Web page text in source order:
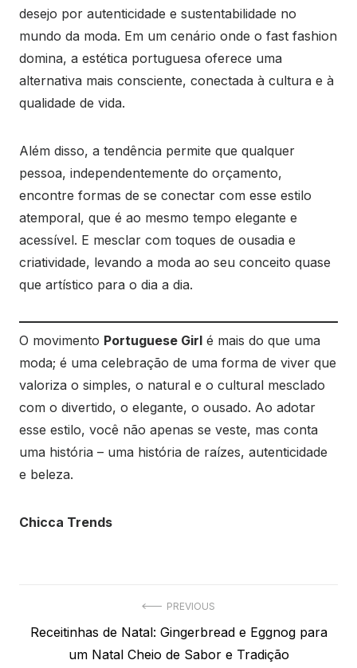
desejo por autenticidade e sustentabilidade no
mundo da moda. Em um cenário onde o fast fashion
domina, a estética portuguesa oferece uma
alternativa mais consciente, conectada à cultura e à
qualidade de vida.
Além disso, a tendência permite que qualquer
pessoa, independentemente do orçamento,
encontre formas de se conectar com esse estilo
atemporal, que é ao mesmo tempo elegante e
acessível. E mesclar com toques de ousadia e
criatividade, levando a moda ao seu conceito quase
que artístico para o dia a dia.
O movimento Portuguese Girl é mais do que uma
moda; é uma celebração de uma forma de viver que
valoriza o simples, o natural e o cultural mesclado
com o divertido, o elegante, o ousado. Ao adotar
esse estilo, você não apenas se veste, mas conta
uma história – uma história de raízes, autenticidade
e beleza.
Chicca Trends
de
PREVIOUS
Previous
Receitinhas de Natal: Gingerbread e Eggnog para
um Natal Cheio de Sabor e Tradição